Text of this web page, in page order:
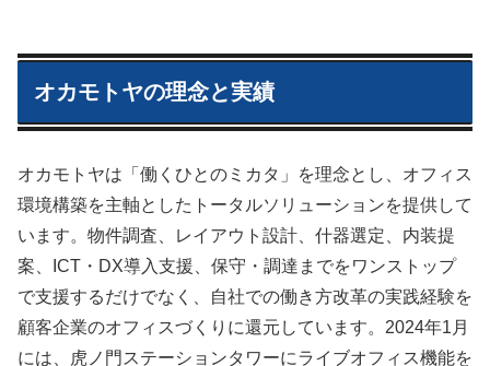
オカモトヤの理念と実績
オカモトヤは「働くひとのミカタ」を理念とし、オフィス
環境構築を主軸としたトータルソリューションを提供して
います。物件調査、レイアウト設計、什器選定、内装提
案、ICT・DX導入支援、保守・調達までをワンストップ
で支援するだけでなく、自社での働き方改革の実践経験を
顧客企業のオフィスづくりに還元しています。2024年1月
には、虎ノ門ステーションタワーにライブオフィス機能を